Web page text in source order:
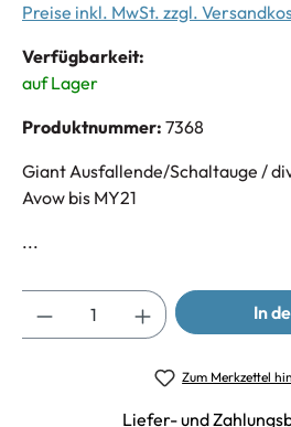
Preise inkl. MwSt. zzgl.
Verfügbarkeit:
auf Lager
Produktnummer: 7368
Giant Ausfallende/Schaltauge /
Avow bis MY21
...
In
Zum Merkzettel
Liefer- und